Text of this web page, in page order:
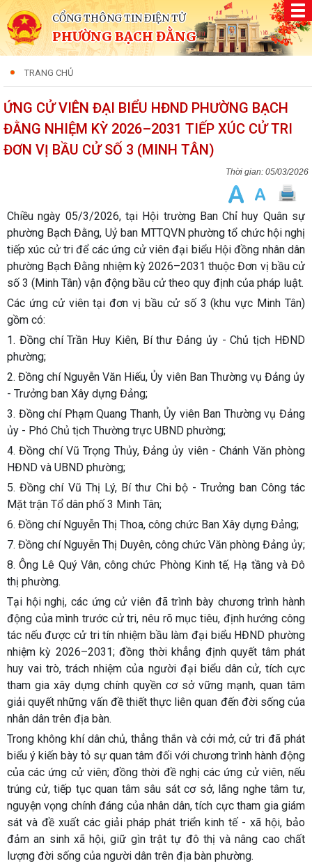
CỔNG THÔNG TIN ĐIỆN TỬ
PHƯỜNG BẠCH ĐẰNG
TRANG CHỦ
ỨNG CỬ VIÊN ĐẠI BIỂU HĐND PHƯỜNG BẠCH
ĐẰNG NHIỆM KỲ 2026–2031 TIẾP XÚC CỬ TRI
ĐƠN VỊ BẦU CỬ SỐ 3 (MINH TÂN)
05/03/2026
Chiều ngày 05/3/2026, tại Hội trường Ban Chỉ huy Quân sự
phường Bạch Đằng, Uỷ ban MTTQVN phường tổ chức hội nghị
tiếp xúc cử tri để các ứng cử viên đại biểu Hội đồng nhân dân
phường Bạch Đằng nhiệm kỳ 2026–2031 thuộc Đơn vị bầu cử
số 3 (Minh Tân) vận động bầu cử theo quy định của pháp luật.
Các ứng cử viên tại đơn vị bầu cử số 3 (khu vực Minh Tân)
gồm có:
1. Đồng chí Trần Huy Kiên, Bí thư Đảng ủy - Chủ tịch HĐND
phường;
2. Đồng chí Nguyễn Văn Hiếu, Ủy viên Ban Thường vụ Đảng ủy
- Trưởng ban Xây dựng Đảng;
3. Đồng chí Phạm Quang Thanh, Ủy viên Ban Thường vụ Đảng
ủy - Phó Chủ tịch Thường trực UBND phường;
4. Đồng chí Vũ Trọng Thủy, Đảng ủy viên - Chánh Văn phòng
HĐND và UBND phường;
5. Đồng chí Vũ Thị Lý, Bí thư Chi bộ - Trưởng ban Công tác
Mặt trận Tổ dân phố 3 Minh Tân;
6. Đồng chí Nguyễn Thị Thoa, công chức Ban Xây dựng Đảng;
7. Đồng chí Nguyễn Thị Duyên, công chức Văn phòng Đảng ủy;
8. Ông Lê Quý Vân, công chức Phòng Kinh tế, Hạ tầng và Đô
thị phường.
Tại hội nghị, các ứng cử viên đã trình bày chương trình hành
động của mình trước cử tri, nêu rõ mục tiêu, định hướng công
tác nếu được cử tri tín nhiệm bầu làm đại biểu HĐND phường
nhiệm kỳ 2026–2031; đồng thời khẳng định quyết tâm phát
huy vai trò, trách nhiệm của người đại biểu dân cử, tích cực
tham gia xây dựng chính quyền cơ sở vững mạnh, quan tâm
giải quyết những vấn đề thiết thực liên quan đến đời sống của
nhân dân trên địa bàn.
Trong không khí dân chủ, thẳng thắn và cởi mở, cử tri đã phát
biểu ý kiến bày tỏ sự quan tâm đối với chương trình hành động
của các ứng cử viên; đồng thời đề nghị các ứng cử viên, nếu
trúng cử, tiếp tục quan tâm sâu sát cơ sở, lắng nghe tâm tư,
nguyện vọng chính đáng của nhân dân, tích cực tham gia giám
sát và đề xuất các giải pháp phát triển kinh tế - xã hội, bảo
đảm an sinh xã hội, giữ gìn trật tự đô thị và nâng cao chất
lượng đời sống của người dân trên địa bàn phường.